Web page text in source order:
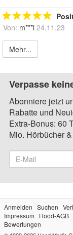
Von: m***i 24.11.23
Mehr...
Verpasse
Abonniere jetzt
Rabatte und
Extra-Bonus: 60
Mio. Hörbücher
Anmelden Suchen
Impressum
Hood-AGB
Bewertungen